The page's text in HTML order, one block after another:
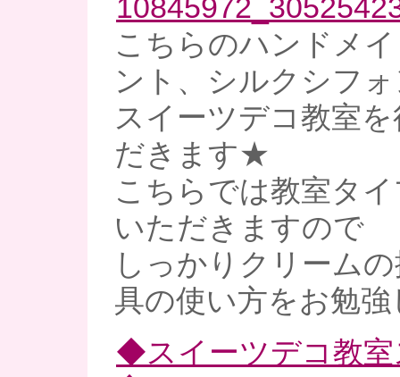
こちらのハンドメ
ント、シルクシフ
スイーツデコ教室
だきます★
こちらでは教室タ
いただきますので
しっかりクリーム
具の使い方をお勉
◆スイーツデコ教室